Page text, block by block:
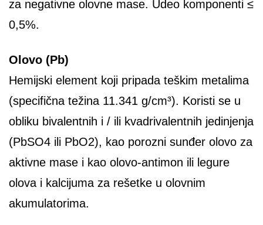
za negativne olovne mase. Udeo komponenti ≤
0,5%.
Olovo (Pb)
Hemijski element koji pripada teškim metalima
(specifična težina 11.341 g/cm³). Koristi se u
obliku bivalentnih i / ili kvadrivalentnih jedinjenja
(PbSO4 ili PbO2), kao porozni sunđer olovo za
aktivne mase i kao olovo-antimon ili legure
olova i kalcijuma za rešetke u olovnim
akumulatorima.